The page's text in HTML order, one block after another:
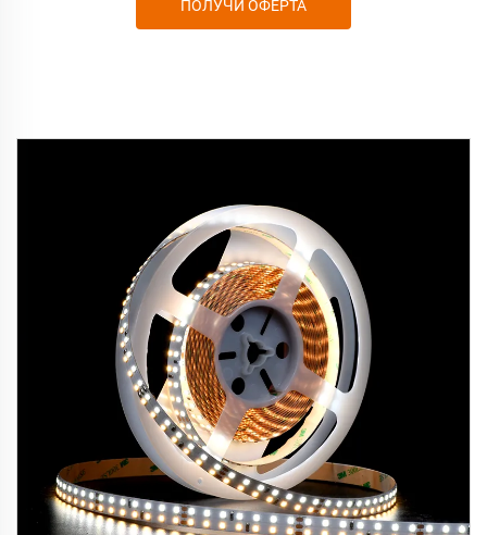
ПОЛУЧИ ОФЕРТА